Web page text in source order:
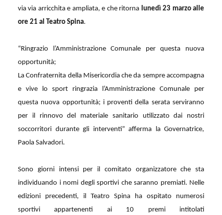
via via arricchita e ampliata, e che ritorna lunedì 23 marzo alle
ore 21 al Teatro Spina.
“Ringrazio l’Amministrazione Comunale per questa nuova
opportunità;
La Confraternita della Misericordia che da sempre accompagna
e vive lo sport ringrazia l’Amministrazione Comunale per
questa nuova opportunità; i proventi della serata serviranno
per il rinnovo del materiale sanitario utilizzato dai nostri
soccorritori durante gli interventi” afferma la Governatrice,
Paola Salvadori.
Sono giorni intensi per il comitato organizzatore che sta
individuando i nomi degli sportivi che saranno premiati. Nelle
edizioni precedenti, il Teatro Spina ha ospitato numerosi
sportivi appartenenti ai 10 premi intitolati